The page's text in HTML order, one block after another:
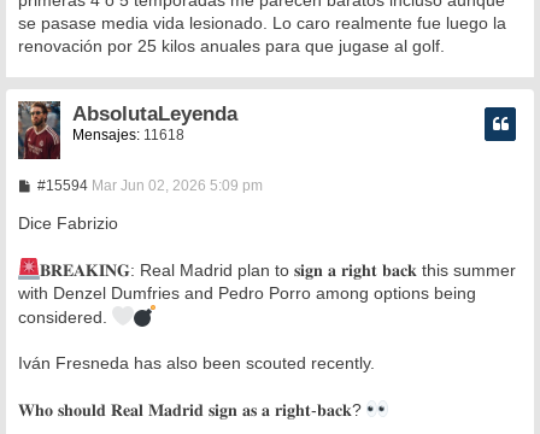
se pasase media vida lesionado. Lo caro realmente fue luego la
renovación por 25 kilos anuales para que jugase al golf.
AbsolutaLeyenda
Mensajes: 11618
#15594M
n
j
Mar Jun 02, 2026 5:09 pm
Dice Fabrizio
𝐁𝐑𝐄𝐀𝐊𝐈𝐍𝐆: Real Madrid plan to 𝐬𝐢𝐠𝐧 𝐚 𝐫𝐢𝐠𝐡𝐭 𝐛𝐚𝐜𝐤 this summer
with Denzel Dumfries and Pedro Porro among options being
considered.
Iván Fresneda has also been scouted recently.
𝐖𝐡𝐨 𝐬𝐡𝐨𝐮𝐥𝐝 𝐑𝐞𝐚𝐥 𝐌𝐚𝐝𝐫𝐢𝐝 𝐬𝐢𝐠𝐧 𝐚𝐬 𝐚 𝐫𝐢𝐠𝐡𝐭-𝐛𝐚𝐜𝐤?​​​​​​​​​​​​​​​​